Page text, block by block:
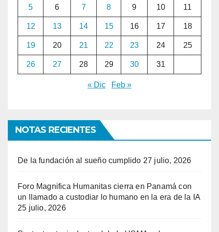
5 6 7 8 9 10 11
12 13 14 15 16 17 18
19 20 21 22 23 24 25
26 27 28 29 30 31
« Dic Feb »
NOTAS RECIENTES
De la fundación al sueño cumplido 27 julio, 2026
Foro Magnifica Humanitas cierra en Panamá con
un llamado a custodiar lo humano en la era de la IA
25 julio, 2026